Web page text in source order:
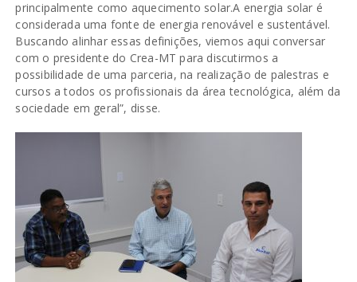
principalmente como aquecimento solar.A energia solar é
considerada uma fonte de energia renovável e sustentável.
Buscando alinhar essas definições, viemos aqui conversar
com o presidente do Crea-MT para discutirmos a
possibilidade de uma parceria, na realização de palestras e
cursos a todos os profissionais da área tecnológica, além da
sociedade em geral”, disse.